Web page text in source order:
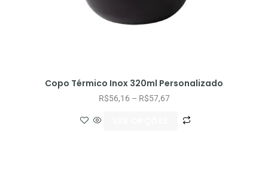
Copo Térmico Inox 320ml Personalizado
R$56,16 – R$57,67